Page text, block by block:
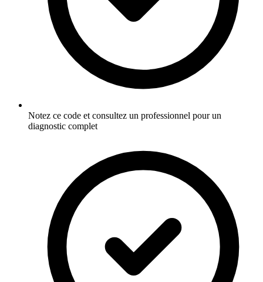
Notez ce code et consultez un professionnel pour un
diagnostic complet